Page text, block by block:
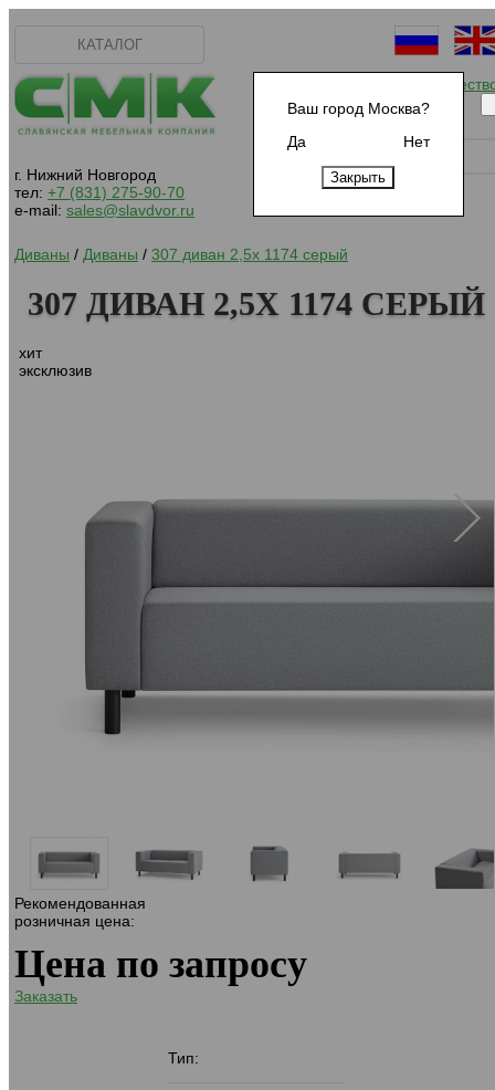
Ваш город Москва?
Да
Нет
КАТАЛОГ
г. Нижний Новгород
тел: +7 (831) 275-90-70
e-mail: sales@slavdvor.ru
Начать
Диваны / Диваны / 307 диван 2,5х 1174 серый
Рекомендованная
розничная цена:
Цена по запросу
Заказать
Тип:
307 ДИВАН 2,5Х 1174 СЕРЫЙ
хит
эксклюзив